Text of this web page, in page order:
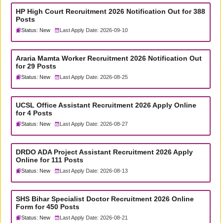
HP High Court Recruitment 2026 Notification Out for 388
Posts
Status: New Last Apply Date: 2026-09-10
Araria Mamta Worker Recruitment 2026 Notification Out
for 29 Posts
Status: New Last Apply Date: 2026-08-25
UCSL Office Assistant Recruitment 2026 Apply Online
for 4 Posts
Status: New Last Apply Date: 2026-08-27
DRDO ADA Project Assistant Recruitment 2026 Apply
Online for 111 Posts
Status: New Last Apply Date: 2026-08-13
SHS Bihar Specialist Doctor Recruitment 2026 Online
Form for 450 Posts
Status: New Last Apply Date: 2026-08-21